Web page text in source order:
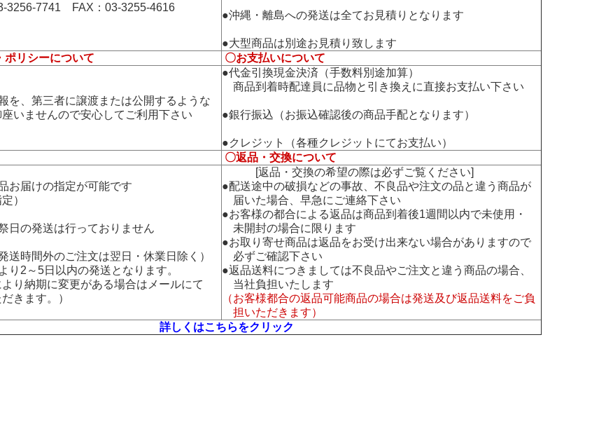
3256-7741 FAX：03-3255-4616
●沖縄・離島への発送は全てお見積りとなります
●大型商品は別途お見積り致します
ポリシーについて
〇お支払いについて
を、第三者に譲渡または公開するような
いませんので安心してご利用下さい
●代金引換現金決済（手数料別途加算）
商品到着時配達員に品物と引き換えに直接お支払い下さい
●銀行振込（お振込確認後の商品手配となります）
●クレジット（各種クレジットにてお支払い）
〇返品・交換について
お届けの指定が可能です
）
日の発送は行っておりません
送時間外のご注文は翌日・休業日除く）
り2～5日以内の発送となります。
り納期に変更がある場合はメールにて
きます。）
[返品・交換の希望の際は必ずご覧ください]
●配送途中の破損などの事故、不良品や注文の品と違う商品が
届いた場合、早急にご連絡下さい
●お客様の都合による返品は商品到着後1週間以内で未使用・
未開封の場合に限ります
●お取り寄せ商品は返品をお受け出来ない場合がありますので
必ずご確認下さい
●返品送料につきましては不良品やご注文と違う商品の場合、
当社負担いたします
（お客様都合の返品可能商品の場合は発送及び返品送料をご負
担いただきます）
詳しくはこちらをクリック